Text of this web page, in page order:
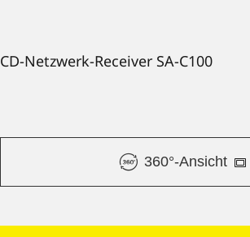
CD-Netzwerk-Receiver SA-C100
360°-Ansicht